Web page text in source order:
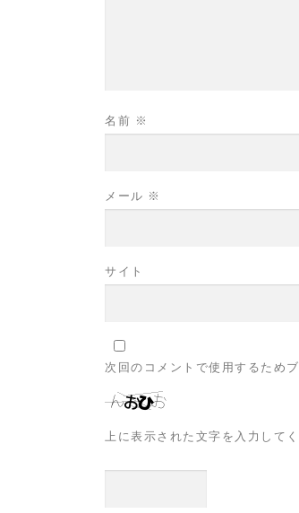
名前 ※
メール ※
サイト
次回のコメントで使用するため
上に表示された文字を入力してく